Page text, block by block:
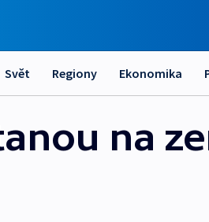
Svět Regiony Ekonomika
na